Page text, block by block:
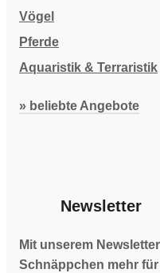
Vögel
Pferde
Aquaristik & Terraristik
» beliebte Angebote
Newsletter
Mit unserem
Schnäppchen mehr